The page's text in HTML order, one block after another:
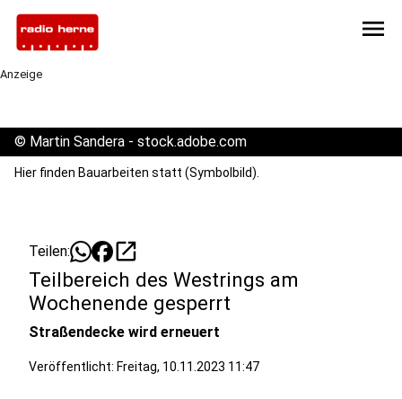
menu
Anzeige
© Martin Sandera - stock.adobe.com
Hier finden Bauarbeiten statt (Symbolbild).
Teilen: open_in_new
Teilbereich des Westrings am
Wochenende gesperrt
Straßendecke wird erneuert
Veröffentlicht: Freitag, 10.11.2023 11:47